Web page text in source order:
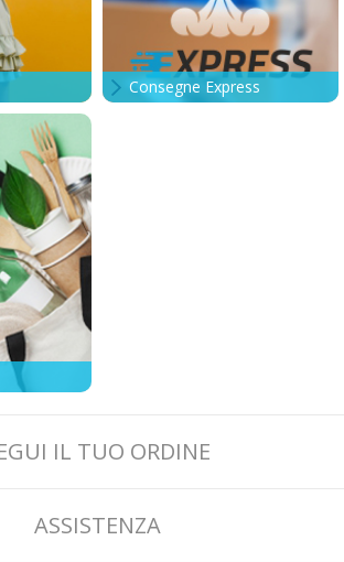
Consegne Express
IL TUO ORDINE
ASSISTENZA